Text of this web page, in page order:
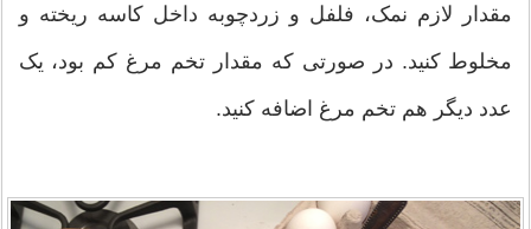
مقدار لازم نمک، فلفل و زردچوبه داخل کاسه ریخته و
مخلوط کنید. در صورتی که مقدار تخم مرغ کم بود، یک
عدد دیگر هم تخم مرغ اضافه کنید.